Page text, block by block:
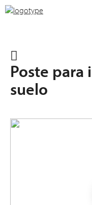
Skip
to
Poste para
suelo